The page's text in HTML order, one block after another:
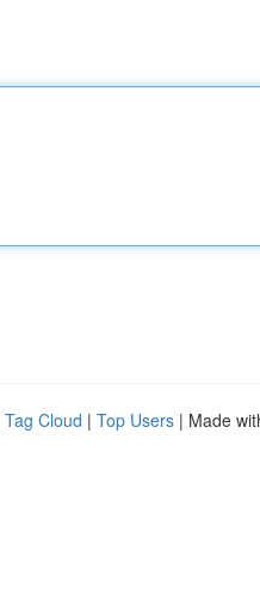
Tag Cloud | Top Users | Made